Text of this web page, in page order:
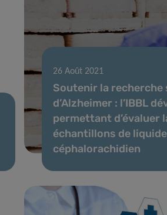
26 Août 2021
Soutenir la recherche
d’Alzheimer : l’IBBL
permettant d’évaluer
échantillons de liquide
céphalorachidien